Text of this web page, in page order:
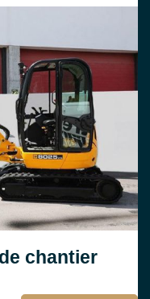
chantier